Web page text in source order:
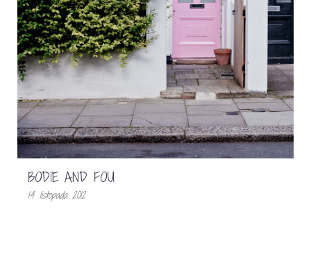
BODIE AND FOU
14 listopada 2012